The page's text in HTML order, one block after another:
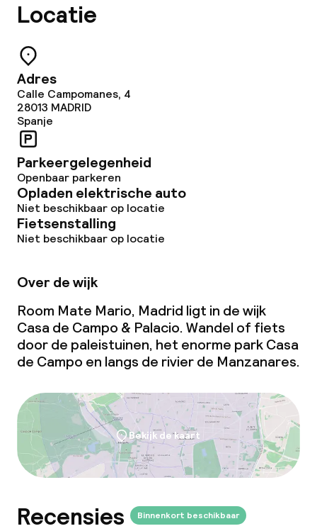
Locatie
Adres
Calle Campomanes, 4
28013 MADRID
Spanje
Parkeergelegenheid
Openbaar parkeren
Opladen elektrische auto
Niet beschikbaar op locatie
Fietsenstalling
Niet beschikbaar op locatie
Over de wijk
Room Mate Mario, Madrid ligt in de wijk
Casa de Campo & Palacio. Wandel of fiets
door de paleistuinen, het enorme park Casa
de Campo en langs de rivier de Manzanares.
Bekijk de kaart
Recensies Binnenkort beschikbaar